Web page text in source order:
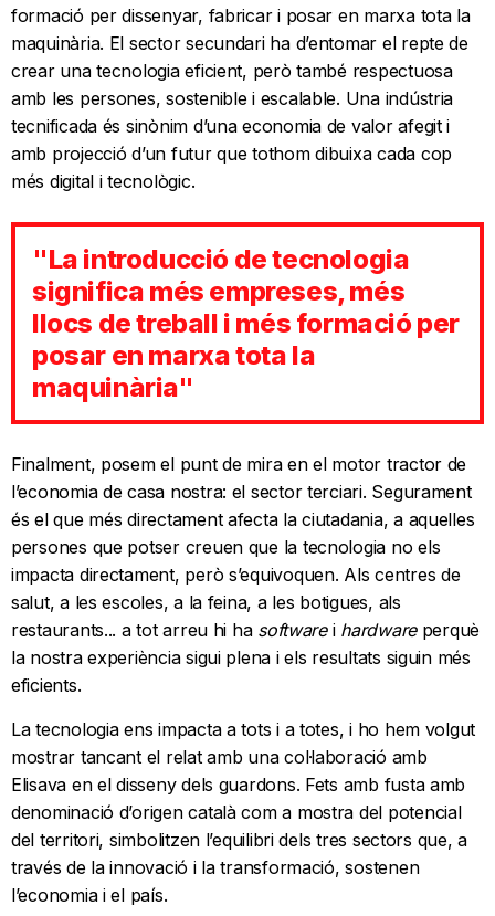
formació per dissenyar, fabricar i posar en marxa tota la
maquinària. El sector secundari ha d’entomar el repte de
crear una tecnologia eficient, però també respectuosa
amb les persones, sostenible i escalable. Una indústria
tecnificada és sinònim d’una economia de valor afegit i
amb projecció d’un futur que tothom dibuixa cada cop
més digital i tecnològic.
"La introducció de tecnologia
significa més empreses, més
llocs de treball i més formació per
posar en marxa tota la
maquinària"
Finalment, posem el punt de mira en el motor tractor de
l’economia de casa nostra: el sector terciari. Segurament
és el que més directament afecta la ciutadania, a aquelles
persones que potser creuen que la tecnologia no els
impacta directament, però s’equivoquen. Als centres de
salut, a les escoles, a la feina, a les botigues, als
restaurants... a tot arreu hi ha softwarei hardwareperquè
la nostra experiència sigui plena i els resultats siguin més
eficients.
La tecnologia ens impacta a tots i a totes, i ho hem volgut
mostrar tancant el relat amb una col·laboració amb
Elisava en el disseny dels guardons. Fets amb fusta amb
denominació d’origen català com a mostra del potencial
del territori, simbolitzen l’equilibri dels tres sectors que, a
través de la innovació i la transformació, sostenen
l’economia i el país.